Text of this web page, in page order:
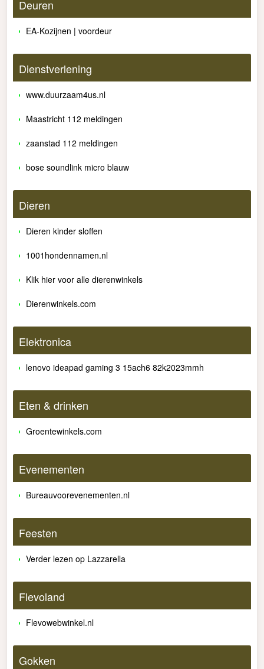
Deuren
EA-Kozijnen | voordeur
Dienstverlening
www.duurzaam4us.nl
Maastricht 112 meldingen
zaanstad 112 meldingen
bose soundlink micro blauw
Dieren
Dieren kinder sloffen
1001hondennamen.nl
Klik hier voor alle dierenwinkels
Dierenwinkels.com
Elektronica
lenovo ideapad gaming 3 15ach6 82k2023mmh
Eten & drinken
Groentewinkels.com
Evenementen
Bureauvoorevenementen.nl
Feesten
Verder lezen op Lazzarella
Flevoland
Flevowebwinkel.nl
Gokken